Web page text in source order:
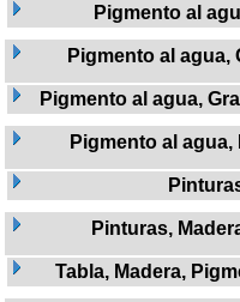
Pigmento al
Pigmento al agua,
Pigmento al agua,
Pigmento al agua,
Pinturas,
Tabla, Madera,